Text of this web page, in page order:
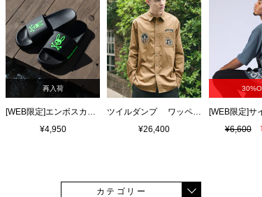
再入荷
[WEB限定]エンボスカラーロゴ シャワーサンダル
¥4,950
ツイルダンプ ワッペン刺繍ワッシャーシャツ
¥26,400
¥6,600
カテゴリー